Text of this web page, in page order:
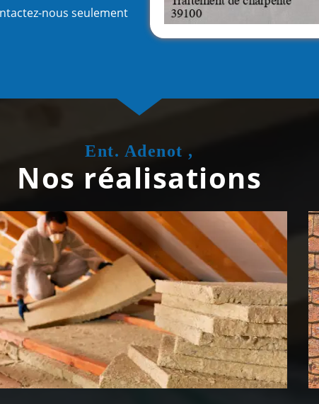
nous seulement
Ent. Adenot ,
Nos réalisations
Isolation de toiture 39 Jura